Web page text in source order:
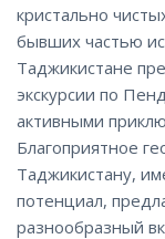
кристально
бывших частью
Таджикистане
экскурсии по
активными
Благоприятное
Таджикистану,
потенциал,
разнообразный